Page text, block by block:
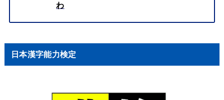
わ
日本漢字能力検定